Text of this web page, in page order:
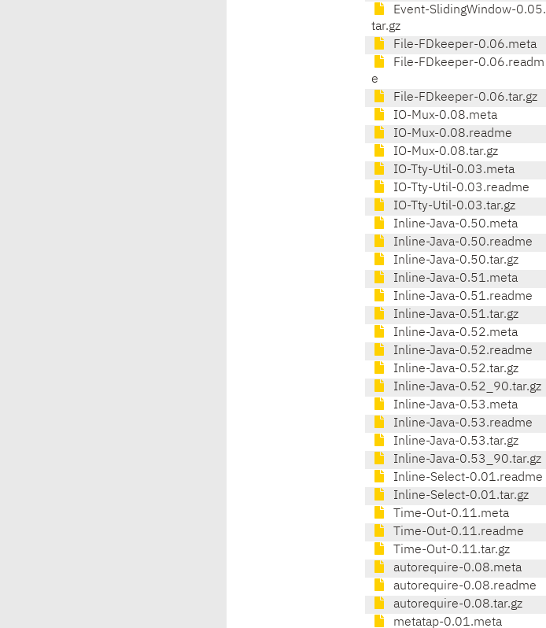
Event-SlidingWindow-0.05.
tar.gz
File-FDkeeper-0.06.meta
File-FDkeeper-0.06.readm
e
File-FDkeeper-0.06.tar.gz
IO-Mux-0.08.meta
IO-Mux-0.08.readme
IO-Mux-0.08.tar.gz
IO-Tty-Util-0.03.meta
IO-Tty-Util-0.03.readme
IO-Tty-Util-0.03.tar.gz
Inline-Java-0.50.meta
Inline-Java-0.50.readme
Inline-Java-0.50.tar.gz
Inline-Java-0.51.meta
Inline-Java-0.51.readme
Inline-Java-0.51.tar.gz
Inline-Java-0.52.meta
Inline-Java-0.52.readme
Inline-Java-0.52.tar.gz
Inline-Java-0.52_90.tar.gz
Inline-Java-0.53.meta
Inline-Java-0.53.readme
Inline-Java-0.53.tar.gz
Inline-Java-0.53_90.tar.gz
Inline-Select-0.01.readme
Inline-Select-0.01.tar.gz
Time-Out-0.11.meta
Time-Out-0.11.readme
Time-Out-0.11.tar.gz
autorequire-0.08.meta
autorequire-0.08.readme
autorequire-0.08.tar.gz
metatap-0.01.meta